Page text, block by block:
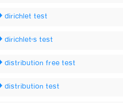
dirichlet test
dirichlet's test
distribution free test
distribution test